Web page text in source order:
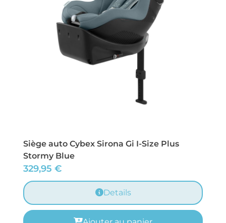
Siège auto Cybex Sirona Gi I-Size Plus
Stormy Blue
329,95 €
Details